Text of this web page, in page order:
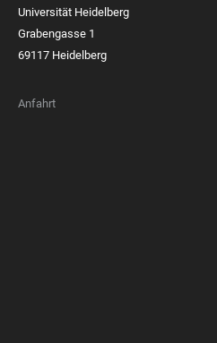
Universität Heidelberg
Grabengasse 1
69117 Heidelberg
Anfahrt